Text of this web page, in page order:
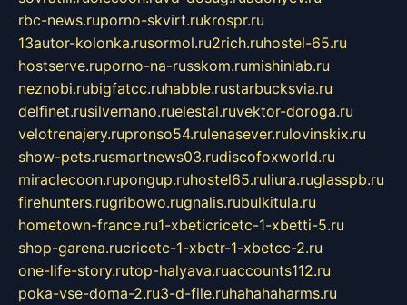
rbc-news.ruporno-skvirt.rukrospr.ru
13autor-kolonka.rusormol.ru2rich.ruhostel-65.ru
hostserve.ruporno-na-russkom.rumishinlab.ru
neznobi.rubigfatcc.ruhabble.rustarbucksvia.ru
delfinet.rusilvernano.ruelestal.ruvektor-doroga.ru
velotrenajery.rupronso54.rulenasever.rulovinskix.ru
show-pets.rusmartnews03.rudiscofoxworld.ru
miraclecoon.rupongup.ruhostel65.ruliura.ruglasspb.ru
firehunters.rugribowo.rugnalis.rubulkitula.ru
hometown-france.ru1-xbeticricetc-1-xbetti-5.ru
shop-garena.rucricetc-1-xbetr-1-xbetcc-2.ru
one-life-story.rutop-halyava.ruaccounts112.ru
poka-vse-doma-2.ru3-d-file.ruhahahaharms.ru